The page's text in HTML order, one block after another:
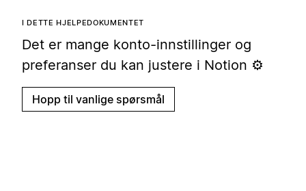
I DETTE HJELPEDOKUMENTET
Det er mange konto-innstillinger og
preferanser du kan justere i Notion ⚙️
Hopp til vanlige spørsmål